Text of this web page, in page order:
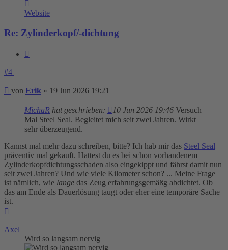
von
Erik
Website
Re: Zylinderkopf/-dichtung
#4
Beitrag
von Erik » 19 Jun 2026 19:21
MichaR hat geschrieben: 10 Jun 2026 19:46 Versuch
Mal Steel Seal. Begleitet mich seit zwei Jahren. Wirkt
sehr überzeugend.
Kannst mal mehr dazu schreiben, bitte? Ich hab mir das Steel Seal
präventiv mal gekauft. Hattest du es bei schon vorhandenem
Zylinderkopfdichtungsschaden also eingekippt und fährst damit nun
seit zwei Jahren? Und wie viele Kilometer schon? ... Meine Frage
ist nämlich, wie lange das Zeug erfahrungsgemäßg abdichtet. Ob
das am Ende als Dauerlösung taugt oder eher eine temporäre Sache
ist.
Axel
Wird so langsam nervig